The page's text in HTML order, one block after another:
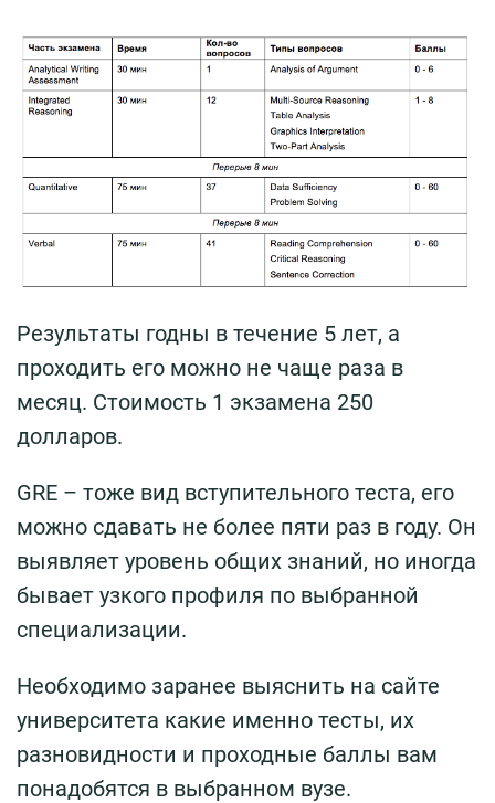
Результаты годны в течение 5 лет, а
проходить его можно не чаще раза в
месяц. Стоимость 1 экзамена 250
долларов.
GRE – тоже вид вступительного теста, его
можно сдавать не более пяти раз в году. Он
выявляет уровень общих знаний, но иногда
бывает узкого профиля по выбранной
специализации.
Необходимо заранее выяснить на сайте
университета какие именно тесты, их
разновидности и проходные баллы вам
понадобятся в выбранном вузе.